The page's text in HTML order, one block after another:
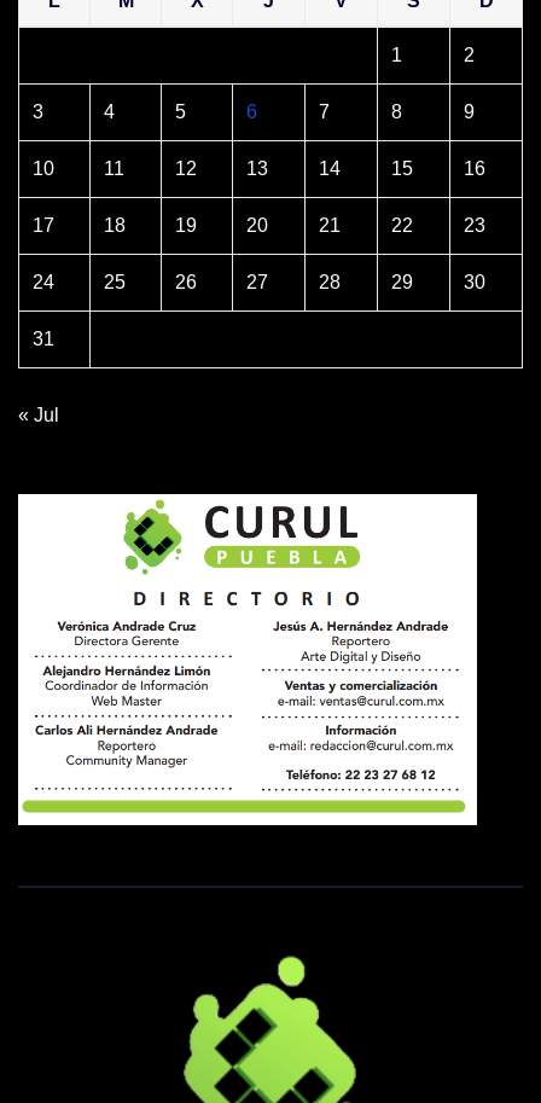
1 2
3 4 5 6 7 8 9
10 11 12 13 14 15 16
17 18 19 20 21 22 23
24 25 26 27 28 29 30
31
« Jul